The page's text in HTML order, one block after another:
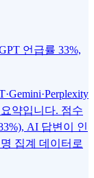
언급률 33%,
약입니다. 점수
AI 답변이 인
집계 데이터로